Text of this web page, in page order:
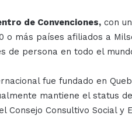
de Convenciones, con
o más países afiliados a
de persona en todo el
fue fundado en
mantiene el status
Consejo Consultivo Social y